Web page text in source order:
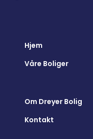
Hjem
Våre Boliger
Om Dreyer Bolig
Kontakt